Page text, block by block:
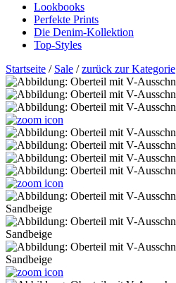
Lookbooks
Perfekte Prints
Die Denim-Kollektion
Top-Styles
Startseite / Sale /zurück zur Kategorie